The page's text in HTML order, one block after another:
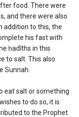
food. There were
and there were also
addition to this, the
ḥadīths in this
to salt. This also
Sunnah.
eat salt or something
to do so, it is
to the Prophet